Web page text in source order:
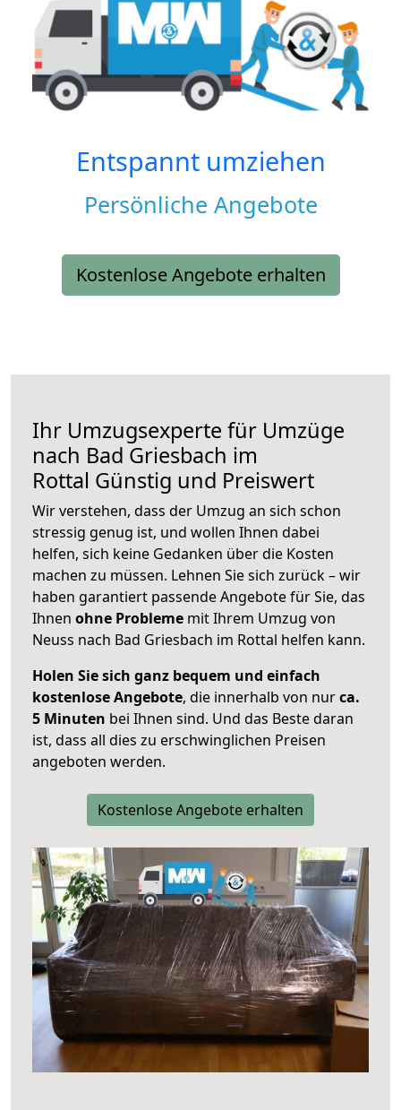
Entspannt umziehen
Persönliche Angebote
Kostenlose Angebote erhalten
Ihr Umzugsexperte für Umzüge
nach Bad Griesbach im
Rottal Günstig und Preiswert
Wir verstehen, dass der Umzug an sich schon
stressig genug ist, und wollen Ihnen dabei
helfen, sich keine Gedanken über die Kosten
machen zu müssen. Lehnen Sie sich zurück – wir
haben garantiert passende Angebote für Sie, das
Ihnen ohne Probleme mit Ihrem Umzug von
Neuss nach Bad Griesbach im Rottal helfen kann.
Holen Sie sich ganz bequem und einfach
kostenlose Angebote, die innerhalb von nurca.
5 Minuten bei Ihnen sind. Und das Beste daran
ist, dass all dies zu erschwinglichen Preisen
angeboten werden.
Kostenlose Angebote erhalten